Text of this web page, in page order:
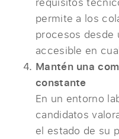
permite a los
procesos desde
accesible en
Mantén una
constante
En un entorno
candidatos
el estado de su